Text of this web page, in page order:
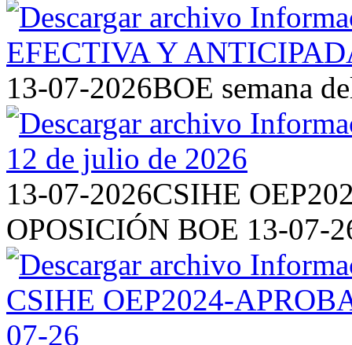
13-07-2026BOE semana
13-07-2026CSIHE
OPOSICIÓN BOE 13-07-